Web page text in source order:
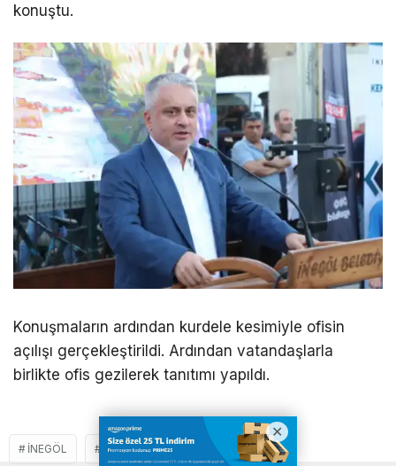
konuştu.
Konuşmaların ardından kurdele kesimiyle ofisin
açılışı gerçekleştirildi. Ardından vatandaşlarla
birlikte ofis gezilerek tanıtımı yapıldı.
İNEGÖL KENTSEL DÖNÜŞÜM